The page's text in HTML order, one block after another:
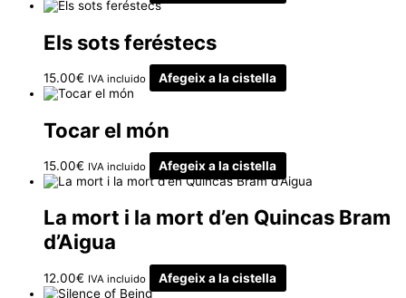
Els sots feréstecs
15.00€ IVA incluido Afegeix a la cistella
Tocar el món
15.00€ IVA incluido Afegeix a la cistella
La mort i la mort d’en Quincas Bram
d’Aigua
12.00€ IVA incluido Afegeix a la cistella